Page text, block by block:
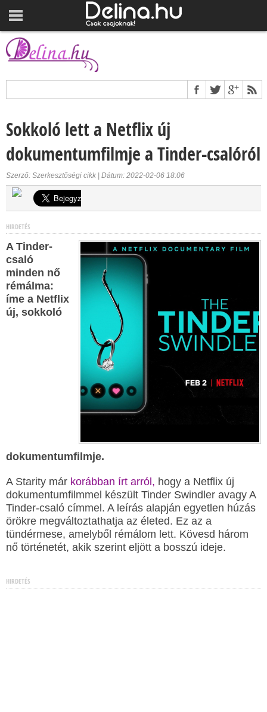
Sokkoló lett a Netflix új
dokumentumfilmje a Tinder-csalóról
Szerző: Szerkesztőségi cikk | Dátum: 2022-02-06 18:06
HIRDETÉS
A Tinder-
csaló
minden nő
rémálma:
íme a Netflix
új, sokkoló
dokumentumfilmje.
A Starity már korábban írt arról, hogy a Netflix új
dokumentumfilmmel készült Tinder Swindler avagy A
Tinder-csaló címmel. A leírás alapján egyetlen húzás
örökre megváltoztathatja az életed. Ez az a
tündérmese, amelyből rémálom lett. Kövesd három
nő történetét, akik szerint eljött a bosszú ideje.
HIRDETÉS